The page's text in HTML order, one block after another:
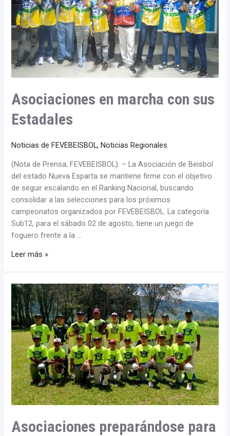
Asociaciones en marcha con sus
Estadales
Noticias de FEVEBEISBOL,Noticias Regionales
(Nota de Prensa; FEVEBEISBOL). – La Asociación de Beisbol
del estado Nueva Esparta se mantiene firme con el objetivo
de seguir escalando en el Ranking Nacional, buscando
consolidar a las selecciones para los próximos
campeonatos organizados por FEVEBEISBOL. La categoría
Sub12, para el sábado 02 de agosto, tiene un juego de
foguero frente a la …
Estadales
Leer más »
Asociaciones preparándose para
Asociaciones
preparándose
para
Nacional
de
Clubes
Sub16